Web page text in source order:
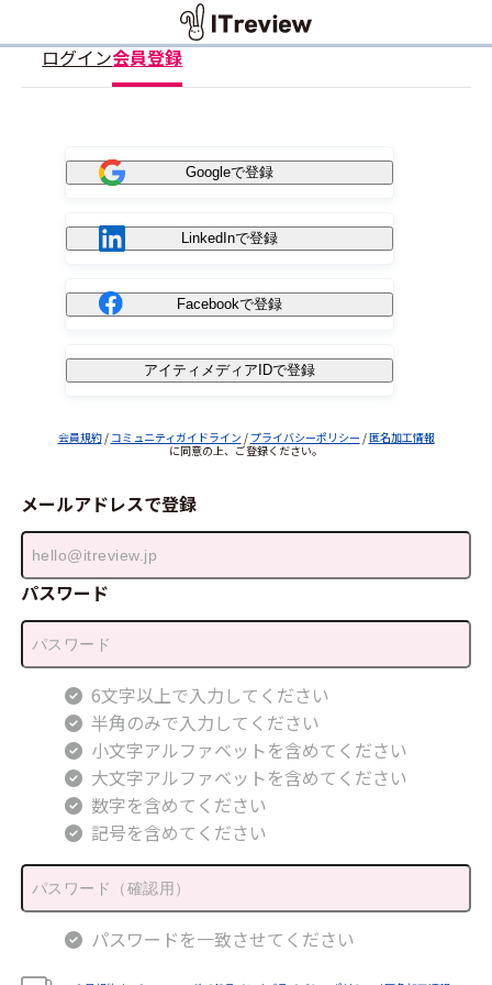
ログイン会員登録
Googleで登録
LinkedInで登録
Facebookで登録
アイティメディアIDで登録
会員規約/ コミュニティガイドライン / プライバシーポリシー /匿名加工情報
に同意の上、ご登録ください。
メールアドレスで登録
パスワード
6文字以上で入力してください
半角のみで入力してください
小文字アルファベットを含めてください
大文字アルファベットを含めてください
数字を含めてください
記号を含めてください
パスワードを一致させてください